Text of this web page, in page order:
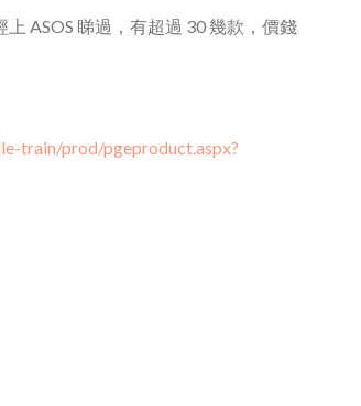
ASOS 睇過，有超過 30 幾款，價錢
train/prod/pgeproduct.aspx?